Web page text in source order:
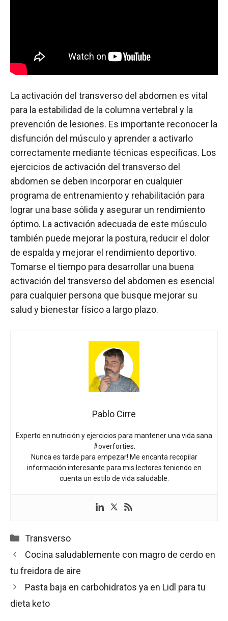
La activación del transverso del abdomen es vital
para la estabilidad de la columna vertebral y la
prevención de lesiones. Es importante reconocer la
disfunción del músculo y aprender a activarlo
correctamente mediante técnicas específicas. Los
ejercicios de activación del transverso del
abdomen se deben incorporar en cualquier
programa de entrenamiento y rehabilitación para
lograr una base sólida y asegurar un rendimiento
óptimo. La activación adecuada de este músculo
también puede mejorar la postura, reducir el dolor
de espalda y mejorar el rendimiento deportivo.
Tomarse el tiempo para desarrollar una buena
activación del transverso del abdomen es esencial
para cualquier persona que busque mejorar su
salud y bienestar físico a largo plazo.
Pablo Cirre
Experto en nutrición y ejercicios para mantener una vida sana
#overforties.
Nunca es tarde para empezar! Me encanta recopilar
información interesante para mis lectores teniendo en
cuenta un estilo de vida saludable.
Categorías
Transverso
Cocina saludablemente con magro de cerdo en
tu freidora de aire
Pasta baja en carbohidratos ya en Lidl para tu
dieta keto